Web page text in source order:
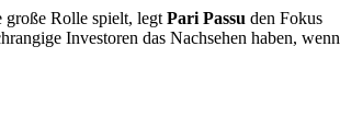
große Rolle spielt, legt Pari Passu den Fokus
Investoren das Nachsehen haben, wenn